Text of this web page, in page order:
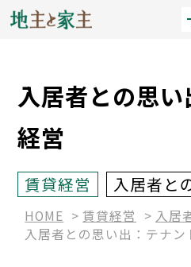
入居者との思
経営
賃貸経営 入居者と
HOME 賃貸経営
入居
入居者との思い出：テナン